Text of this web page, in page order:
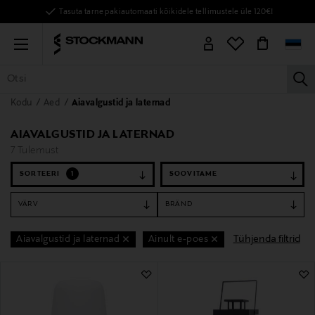
Tasuta tarne pakiautomaati kõikidele tellimustele üle 120€!
Menu
KÕIK TOOTED NAISED MEHED
Kodu Aed Aiavalgustid ja laternad
AIAVALGUSTID JA LATERNAD
7 Tulemust
SORTEERI 1
VÄRV BRÄND
Aiavalgustid ja laternad Ainult e-poes Tühjenda filtrid